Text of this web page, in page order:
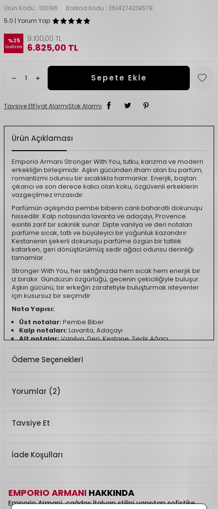
Ürün Kodu : 130196 Barkod Kodu : 3614274219579
5.0 | Yorum Yap
%25
İndirim
9.100,00 TL
6.825,00 TL
Sepete Ekle
Tavsiye EtFiyat AlarmıStok Alarmı
Ürün Açıklaması
Emporio Armani Stronger With You, tutku, karizma ve modern
erkekliğin birleşimidir. Aşkın gücünden ilham alan bu parfüm,
romantizmi odunsu bir sıcaklıkla harmanlar. Enerjik, baştan
çıkarıcı ve son derece kalıcı olan koku, özgüvenli erkeklerin
vazgeçilmez imzasıdır.
Parfümün açılışında pembe biberin canlı baharatlı dokunuşu
hissedilir. Kalp notasında lavanta ve adaçayı, Provence
esintili zarif bir sakinlik sunar. Dipte vanilya ve deri notaları
parfüme sıcak, tatlı ve büyüleyici bir yoğunluk kazandırır.
Kestanenin şekerli dokunuşu parfüme özgün bir tatlılık
katarken, geri dönüştürülmüş sedir ağacı odunsu derinliği
tamamlar.
Stronger With You, her sıktığınızda hem sıcak hem enerjik bir
iz bırakır. Gündüzün özgürlüğü, gecenin çekiciliğiyle buluşur.
Aşkın gücünü, bir erkeğin zarafetiyle buluşturmak isteyenler
için kusursuz bir seçimdir.
Nota Yapısı:
Üst notalar: Pembe Biber
Kalp notaları: Lavanta, Adaçayı
Alt notalar:Vanilya, Deri, Kestane, Sedir Ağacı
Ürün Açıklaması
Ödeme Seçenekleri
Yorumlar (2)
Tavsiye Et
İade Koşulları
EMPORIO ARMANI HAKKINDA
Emporio Armani, çağdaş İtalyan stilini yansıtan sofistike